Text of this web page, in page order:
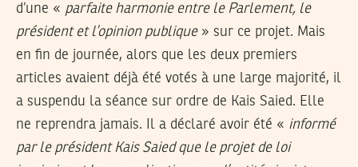
d’une « parfaite harmonie entre le Parlement, le
président et l’opinion publique» sur ce projet. Mais
en fin de journée, alors que les deux premiers
articles avaient déjà été votés à une large majorité, il
a suspendu la séance sur ordre de Kais Saied. Elle
ne reprendra jamais. Il a déclaré avoir été « informé
par le président Kais Saied que le projet de loi